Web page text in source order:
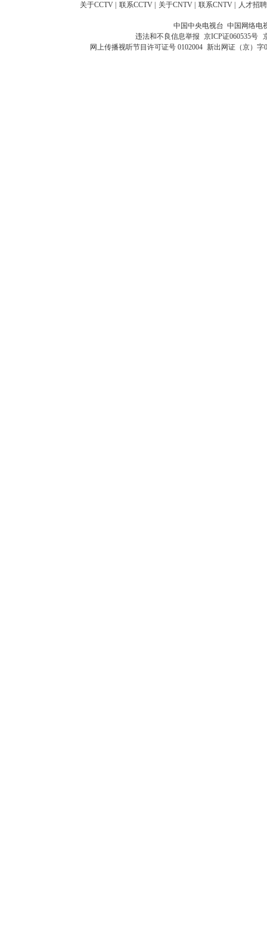
关于CCTV 联系CCTV 关于CNTV 联系CNTV 人才招聘
中国中央电视台 中国网络电
违法和不良信息举报 京ICP证060535号
网上传播视听节目许可证号 0102004 新出网证（京）